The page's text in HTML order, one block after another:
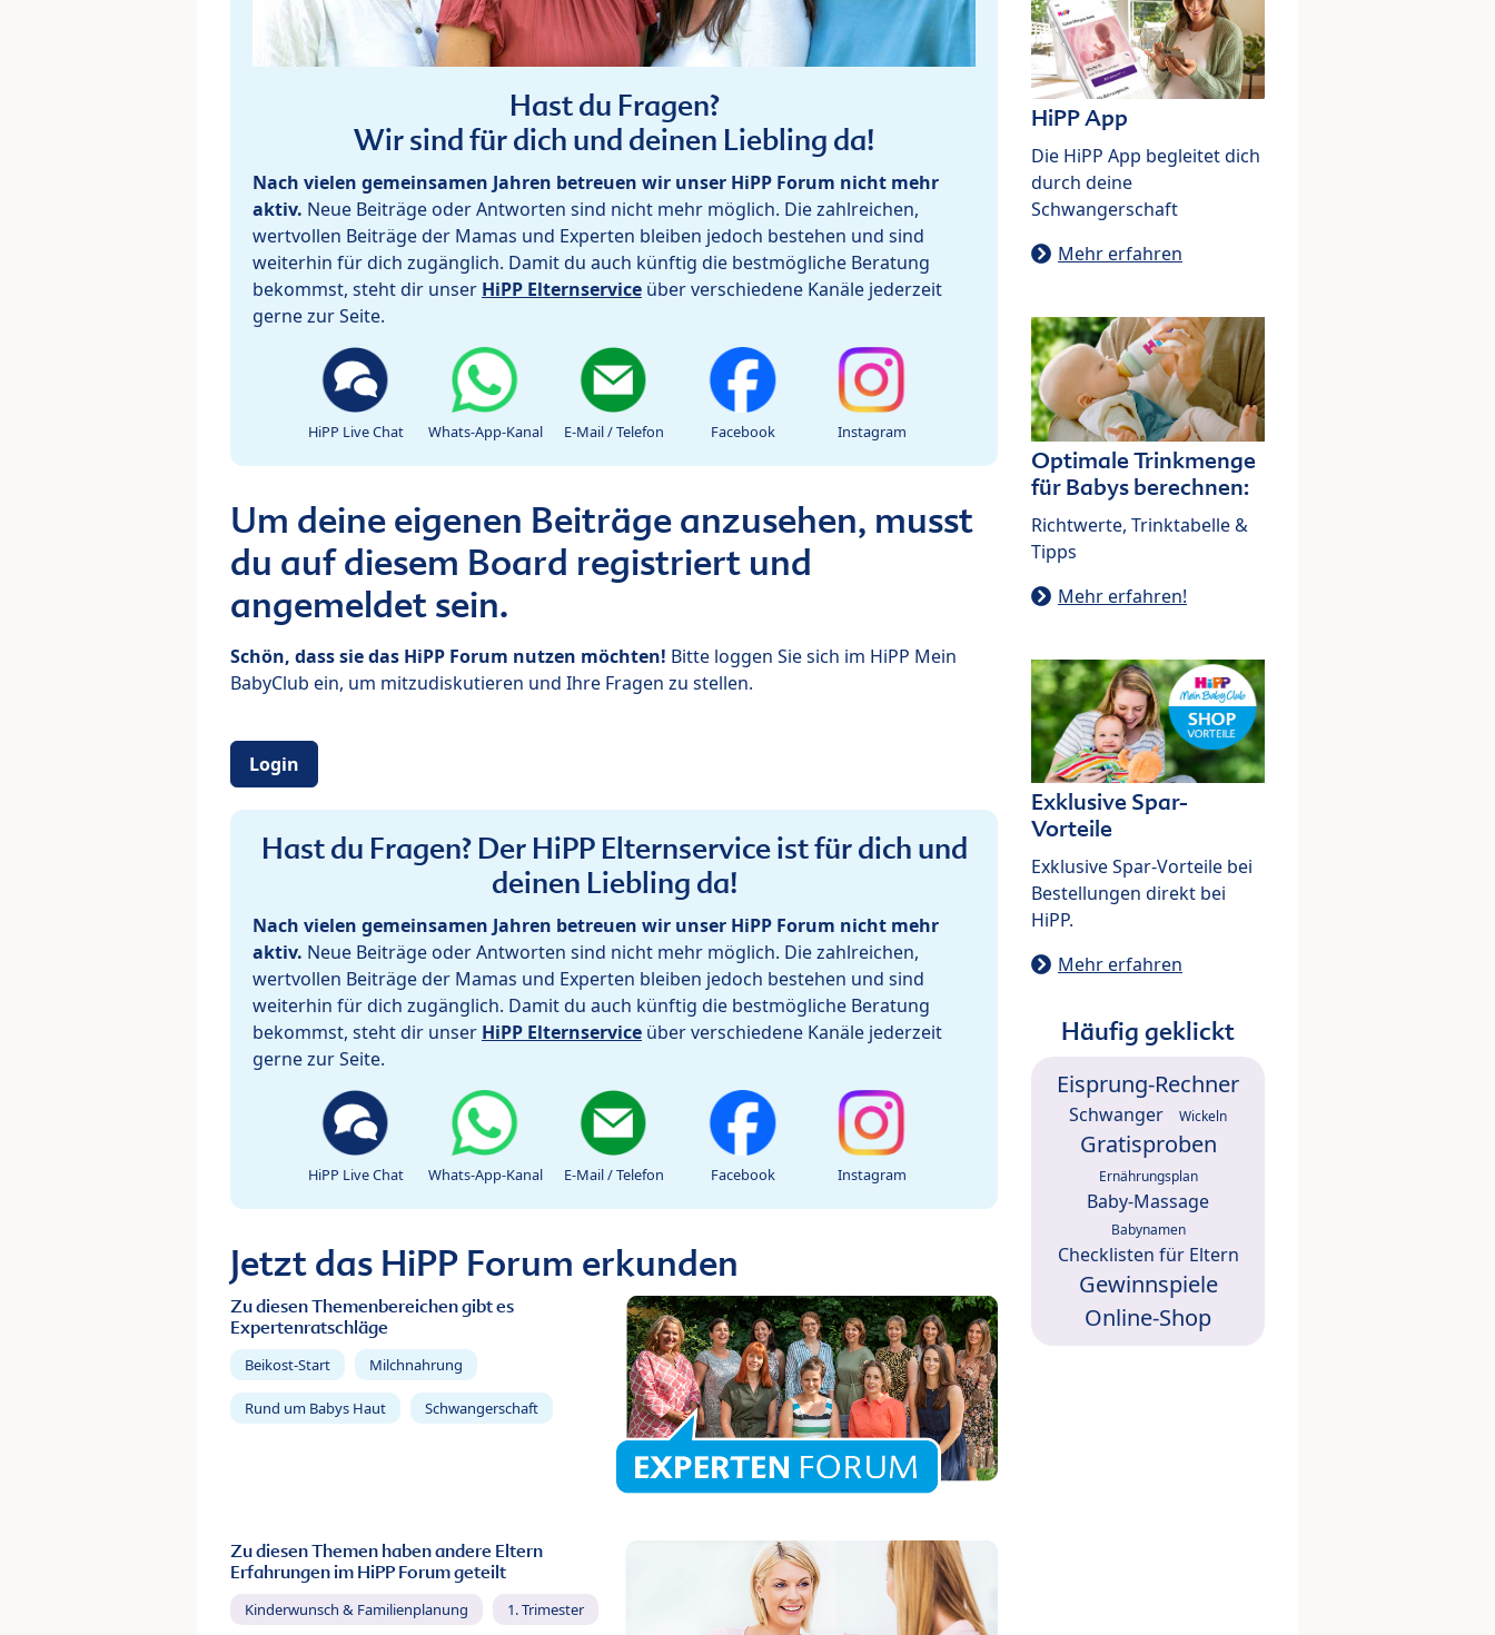
Hast du Fragen?
Wir sind für dich und deinen Liebling da!
Nach vielen gemeinsamen Jahren betreuen wir unser HiPP Forum nicht mehr
aktiv. Neue Beiträge oder Antworten sind nicht mehr möglich. Die zahlreichen,
wertvollen Beiträge der Mamas und Experten bleiben jedoch bestehen und sind
weiterhin für dich zugänglich. Damit du auch künftig die bestmögliche Beratung
bekommst, steht dir unser HiPP Elternservice über verschiedene Kanäle jederzeit
gerne zur Seite.
HiPP Live Chat Whats-App-Kanal E-Mail / Telefon Facebook Instagram
Um deine eigenen Beiträge anzusehen, musst
du auf diesem Board registriert und
angemeldet sein.
Schön, dass sie das HiPP Forum nutzen möchten! Bitte loggen Sie sich im HiPP Mein
BabyClub ein, um mitzudiskutieren und Ihre Fragen zu stellen.
Login
Hast du Fragen? Der HiPP Elternservice ist für dich und
deinen Liebling da!
Nach vielen gemeinsamen Jahren betreuen wir unser HiPP Forum nicht mehr
aktiv. Neue Beiträge oder Antworten sind nicht mehr möglich. Die zahlreichen,
wertvollen Beiträge der Mamas und Experten bleiben jedoch bestehen und sind
weiterhin für dich zugänglich. Damit du auch künftig die bestmögliche Beratung
bekommst, steht dir unser HiPP Elternservice über verschiedene Kanäle jederzeit
gerne zur Seite.
HiPP Live Chat Whats-App-Kanal E-Mail / Telefon Facebook Instagram
Jetzt das HiPP Forum erkunden
Zu diesen Themenbereichen gibt es
Expertenratschläge
Beikost-Start Milchnahrung
Rund um Babys Haut Schwangerschaft
Zu diesen Themen haben andere Eltern
Erfahrungen im HiPP Forum geteilt
Kinderwunsch & Familienplanung 1. Trimester
HiPP App
Die HiPP App begleitet dich
durch deine
Schwangerschaft
Mehr erfahren
Optimale Trinkmenge
für Babys berechnen:
Richtwerte, Trinktabelle &
Tipps
Mehr erfahren!
Exklusive Spar-
Vorteile
Exklusive Spar-Vorteile bei
Bestellungen direkt bei
HiPP.
Mehr erfahren
Häufig geklickt
Eisprung-Rechner
Schwanger Wickeln
Gratisproben
Ernährungsplan
Baby-Massage
Babynamen
Checklisten für Eltern
Gewinnspiele
Online-Shop